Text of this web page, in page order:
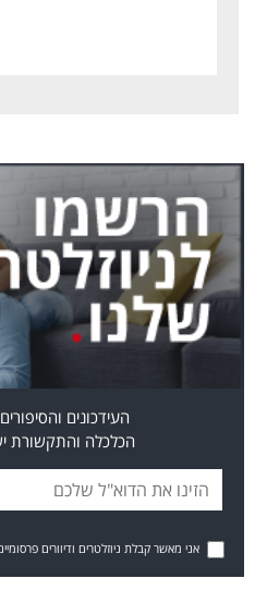
העידכונים
הכלכלה והתקשורת
אני מאשר קבלת ניוזלטרים ודיוורים